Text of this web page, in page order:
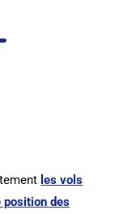
les vols
position des